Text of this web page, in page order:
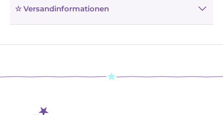
☆ Versandinformationen